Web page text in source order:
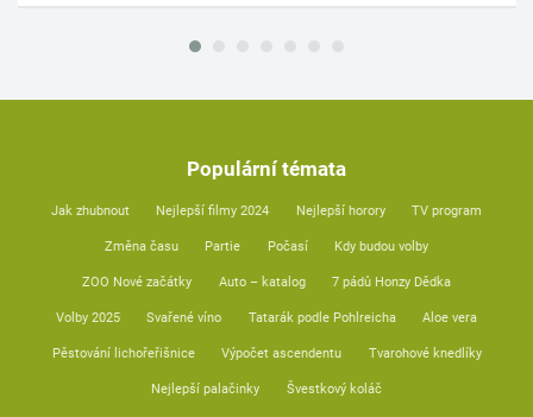
Populární témata
Jak zhubnout Nejlepší filmy 2024 Nejlepší horory TV program
Změna času Partie Počasí Kdy budou volby
ZOO Nové začátky Auto – katalog 7 pádů Honzy Dědka
Volby 2025 Svařené víno Tatarák podle Pohlreicha Aloe vera
Pěstování lichořeřišnice Výpočet ascendentu Tvarohové knedlíky
Nejlepší palačinky Švestkový koláč